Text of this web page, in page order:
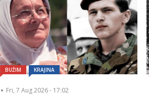
BUŽIM KRAJINA
Fri, 7 Aug 2026 - 17:02